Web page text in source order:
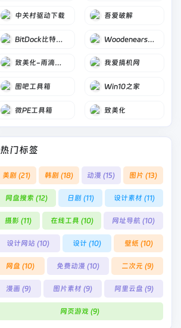
中关村驱动下载 吾爱破解
BitDock比特工具栏 Woodenears吾等益耳
致美化-雨滴桌面皮肤 我爱搞机网
图吧工具箱 Win10之家
微PE工具箱 致美化
热门标签
美剧 (21) 韩剧 (18) 动漫 (15) 图片 (13)
网盘搜索 (12) 日剧 (11) 设计素材 (11)
摄影 (11) 在线工具 (10) 网址导航 (10)
设计网站 (10) 设计 (10) 壁纸 (10)
网盘 (10) 免费动漫 (10) 二次元 (9)
漫画 (9) 图片素材 (9) 阿里云盘 (9)
网页游戏 (9)